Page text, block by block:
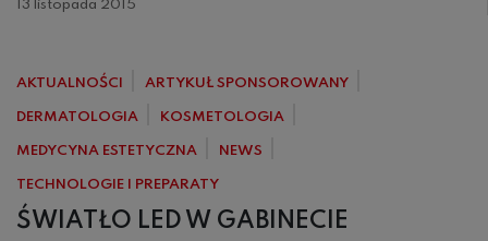
13 listopada 2015
AKTUALNOŚCI ARTYKUŁ SPONSOROWANY
DERMATOLOGIA KOSMETOLOGIA
MEDYCYNA ESTETYCZNA NEWS
TECHNOLOGIE I PREPARATY
ŚWIATŁO LED W GABINECIE